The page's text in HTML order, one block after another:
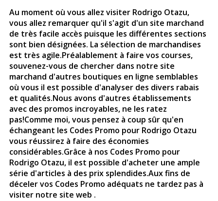
Au moment où vous allez visiter Rodrigo Otazu,
vous allez remarquer qu'il s'agit d'un site marchand
de très facile accès puisque les différentes sections
sont bien désignées. La sélection de marchandises
est très agile.Préalablement à faire vos courses,
souvenez-vous de chercher dans notre site
marchand d'autres boutiques en ligne semblables
où vous il est possible d'analyser des divers rabais
et qualités.Nous avons d'autres établissements
avec des promos incroyables, ne les ratez
pas!Comme moi, vous pensez à coup sûr qu'en
échangeant les Codes Promo pour Rodrigo Otazu
vous réussirez à faire des économies
considérables.Grâce à nos Codes Promo pour
Rodrigo Otazu, il est possible d'acheter une ample
série d'articles à des prix splendides.Aux fins de
déceler vos Codes Promo adéquats ne tardez pas à
visiter notre site web .